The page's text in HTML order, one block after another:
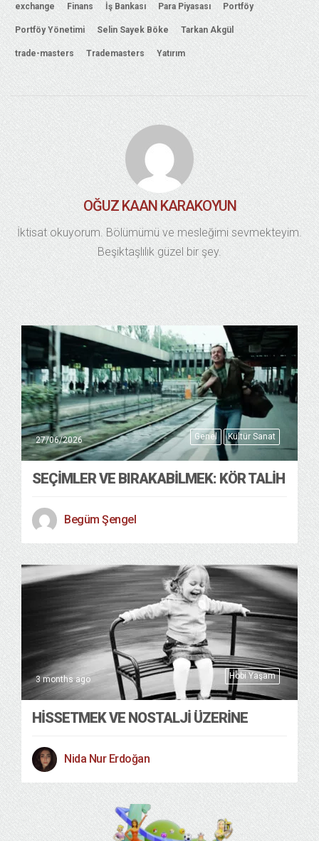
exchange Finans İş Bankası Para Piyasası Portföy
Portföy Yönetimi Selin Sayek Böke Tarkan Akgül
trade-masters Trademasters Yatırım
OĞUZ KAAN KARAKOYUN
İktisat okuyorum. Bölümümü ve mesleğimi sevmekteyim.
Beşiktaşlılık güzel bir şey.
Genel Kültür Sanat
27/06/2026
SEÇIMLER VE BIRAKABILMEK: KÖR TALIH
Begüm Şengel
Hobi Yaşam
3 months ago
HISSETMEK VE NOSTALJI ÜZERINE
Nida Nur Erdoğan